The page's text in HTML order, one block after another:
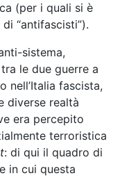
(per i quali si è
“antifascisti”).
sistema,
le due guerre a
nell’Italia fascista,
diverse realtà
era percepito
terroristica
: di qui il quadro di
in cui questa